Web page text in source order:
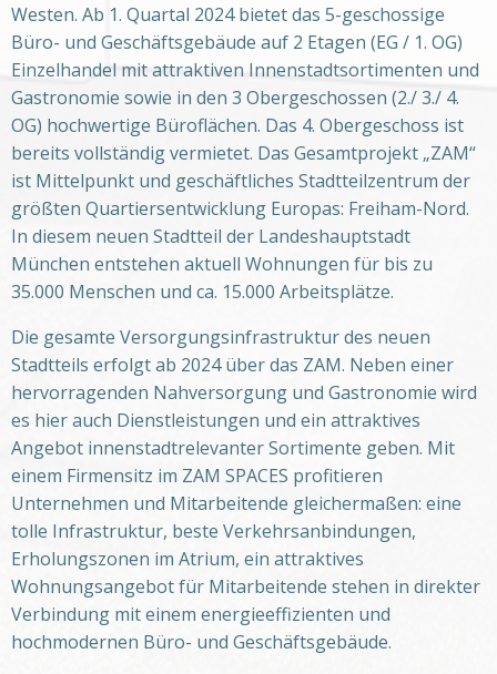
Westen. Ab 1. Quartal 2024 bietet das 5-geschossige
Büro- und Geschäftsgebäude auf 2 Etagen (EG / 1. OG)
Einzelhandel mit attraktiven Innenstadtsortimenten und
Gastronomie sowie in den 3 Obergeschossen (2./ 3./ 4.
OG) hochwertige Büroflächen. Das 4. Obergeschoss ist
bereits vollständig vermietet. Das Gesamtprojekt „ZAM“
ist Mittelpunkt und geschäftliches Stadtteilzentrum der
größten Quartiersentwicklung Europas: Freiham-Nord.
In diesem neuen Stadtteil der Landeshauptstadt
München entstehen aktuell Wohnungen für bis zu
35.000 Menschen und ca. 15.000 Arbeitsplätze.
Die gesamte Versorgungsinfrastruktur des neuen
Stadtteils erfolgt ab 2024 über das ZAM. Neben einer
hervorragenden Nahversorgung und Gastronomie wird
es hier auch Dienstleistungen und ein attraktives
Angebot innenstadtrelevanter Sortimente geben. Mit
einem Firmensitz im ZAM SPACES profitieren
Unternehmen und Mitarbeitende gleichermaßen: eine
tolle Infrastruktur, beste Verkehrsanbindungen,
Erholungszonen im Atrium, ein attraktives
Wohnungsangebot für Mitarbeitende stehen in direkter
Verbindung mit einem energieeffizienten und
hochmodernen Büro- und Geschäftsgebäude.